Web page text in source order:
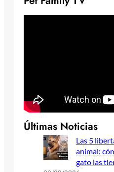
Últimas Noticias
Las 5
animal:
gato las